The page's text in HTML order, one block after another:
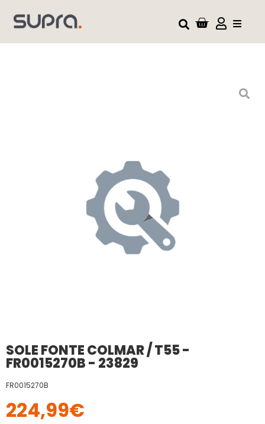
SOLE FONTE COLMAR / T55 -
FR0015270B - 23829
FR0015270B
224,99€